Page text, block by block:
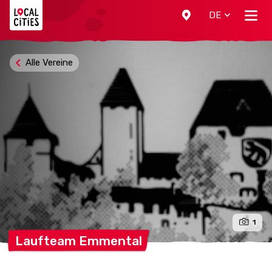
DE
Laufteam Emmental
1
Alle Vereine